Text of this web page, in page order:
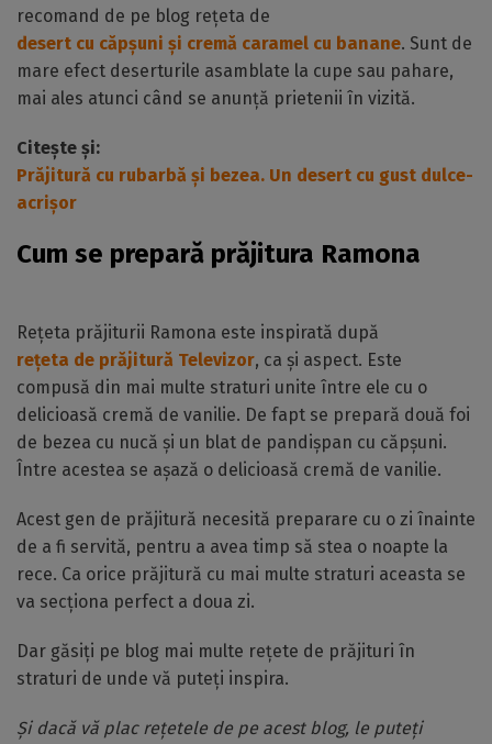
recomand de pe blog rețeta de
desert cu căpșuni și cremă caramel cu banane. Sunt de
mare efect deserturile asamblate la cupe sau pahare,
mai ales atunci când se anunță prietenii în vizită.
Citește și:
Prăjitură cu rubarbă și bezea. Un desert cu gust dulce-
acrișor
Cum se prepară prăjitura Ramona
Rețeta prăjiturii Ramona este inspirată după
rețeta de prăjitură Televizor, ca și aspect. Este
compusă din mai multe straturi unite între ele cu o
delicioasă cremă de vanilie. De fapt se prepară două foi
de bezea cu nucă și un blat de pandișpan cu căpșuni.
Între acestea se așază o delicioasă cremă de vanilie.
Acest gen de prăjitură necesită preparare cu o zi înainte
de a fi servită, pentru a avea timp să stea o noapte la
rece. Ca orice prăjitură cu mai multe straturi aceasta se
va secționa perfect a doua zi.
Dar găsiți pe blog mai multe rețete de prăjituri în
straturi de unde vă puteți inspira.
Și dacă vă plac rețetele de pe acest blog, le puteți